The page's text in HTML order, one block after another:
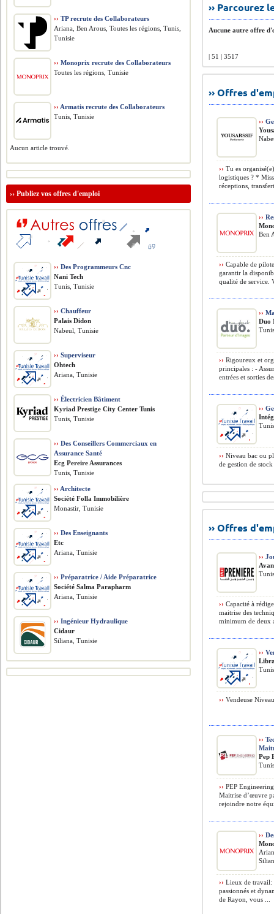
››
Aucune autre offre
| 51 | 3517
›› Offres
››
›› Tu es
logistiques ? *
réceptions,
››
Ben
›› Capable de
garantir la
qualité de service.
››
Duo
›› Rigoureux et
principales : -
entrées et sorties
››
›› Niveau bac ou
de gestion de
›› Offres
››
›› Capacité à
maitrise des
minimum de deux
››
›› Vendeuse
››
Pep
›› PEP
Maitrise d’œuvre
rejoindre notre
››
›› Lieux de travail:
passionnés et
de Rayon, vous ...
›› TP recrute des Collaborateurs
Ariana, Ben Arous, Toutes les régions, Tunis,
Tunisie
›› Monoprix recrute des Collaborateurs
Toutes les régions, Tunisie
›› Armatis recrute des Collaborateurs
Tunis, Tunisie
Aucun article trouvé.
››Publiez vos offres d'emploi
›› Des Programmeurs Cnc
Nani Tech
Tunis, Tunisie
›› Chauffeur
Palais Didon
Nabeul, Tunisie
›› Superviseur
Ohtech
Ariana, Tunisie
›› Électricien Bâtiment
Kyriad Prestige City Center Tunis
Tunis, Tunisie
›› Des Conseillers Commerciaux en
Assurance Santé
Ecg Pereire Assurances
Tunis, Tunisie
›› Architecte
Société Folla Immobilière
Monastir, Tunisie
›› Des Enseignants
Etc
Ariana, Tunisie
›› Préparatrice / Aide Préparatrice
Société Salma Parapharm
Ariana, Tunisie
›› Ingénieur Hydraulique
Cidaur
Siliana, Tunisie